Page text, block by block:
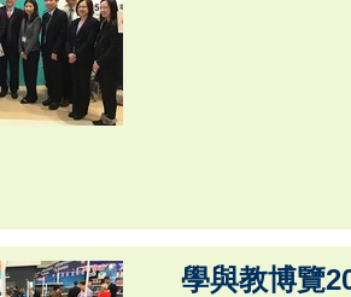
學與教博覽